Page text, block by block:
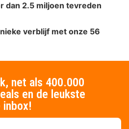
dan 2.5 miljoen tevreden
verblijf met onze 56
net als 400.000
en de leukste